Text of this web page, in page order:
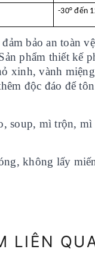
-30° đến
bảo an toàn
phẩm thiết kế
xinh, vành
độc đáo để
soup, mì trộn,
không lấy
LIÊN